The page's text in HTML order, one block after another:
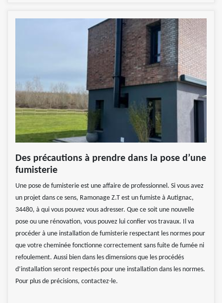
Des précautions à prendre dans la pose d’une
fumisterie
Une pose de fumisterie est une affaire de professionnel. Si vous avez
un projet dans ce sens, Ramonage Z.T est un fumiste à Autignac,
34480, à qui vous pouvez vous adresser. Que ce soit une nouvelle
pose ou une rénovation, vous pouvez lui confier vos travaux. Il va
procéder à une installation de fumisterie respectant les normes pour
que votre cheminée fonctionne correctement sans fuite de fumée ni
refoulement. Aussi bien dans les dimensions que les procédés
d’installation seront respectés pour une installation dans les normes.
Pour plus de précisions, contactez-le.